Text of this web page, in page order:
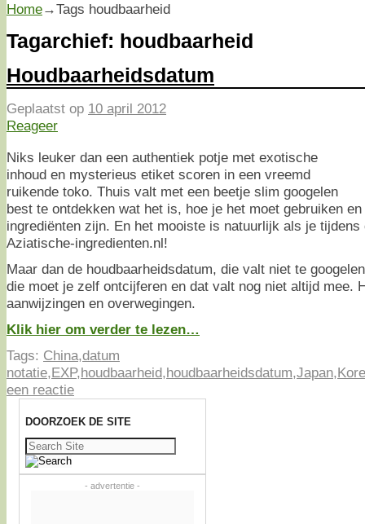
Home→Tags houdbaarheid
Tagarchief: houdbaarheid
Houdbaarheidsdatum
Geplaatst op 10 april 2012
Reageer
Niks leuker dan een authentiek potje met exotische
inhoud en mysterieus etiket scoren in een vreemd
ruikende toko. Thuis valt met een beetje slim googelen
best te ontdekken wat het is, hoe je het moet gebruiken
ingrediënten zijn. En het mooiste is natuurlijk als je
Aziatische-ingredienten.nl!
Maar dan de houdbaarheidsdatum, die valt niet te
die moet je zelf ontcijferen en dat valt nog niet altijd mee.
aanwijzingen en overwegingen.
Klik hier om verder te lezen…
Tags: China,datum
notatie,EXP,houdbaarheid,houdbaarheidsdatum,Japan,
een reactie
DOORZOEK DE SITE
Zoeken
naar:
- advertentie -